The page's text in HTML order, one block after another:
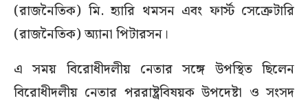
(রাজনৈতিক) মি. হ্যারি থমসন এবং ফার্স্ট সেক্রেটারি
(রাজনৈতিক) অ্যানা পিটারসন।
এ সময় বিরোধীদলীয় নেতার সঙ্গে উপস্থিত ছিলেন
বিরোধীদলীয় নেতার পররাষ্ট্রবিষয়ক উপদেষ্টা ও সংসদ